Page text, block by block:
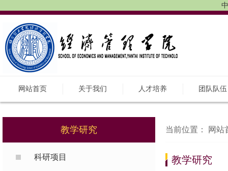
网站首页 关于我们 人才培养 团队队伍
教学研究
科研项目
当前位置： 网站
教学研究